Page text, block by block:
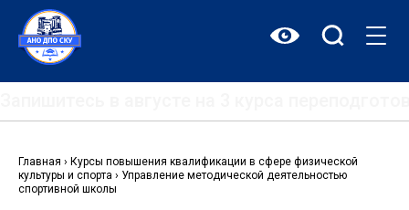
Перейти
содержимому
Главная › Курсы повышения квалификации в сфере физической
культуры и спорта › Управление методической деятельностью
спортивной школы